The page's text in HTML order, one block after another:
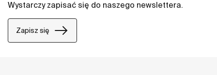
Wystarczy zapisać się do naszego newslettera.
Zapisz się